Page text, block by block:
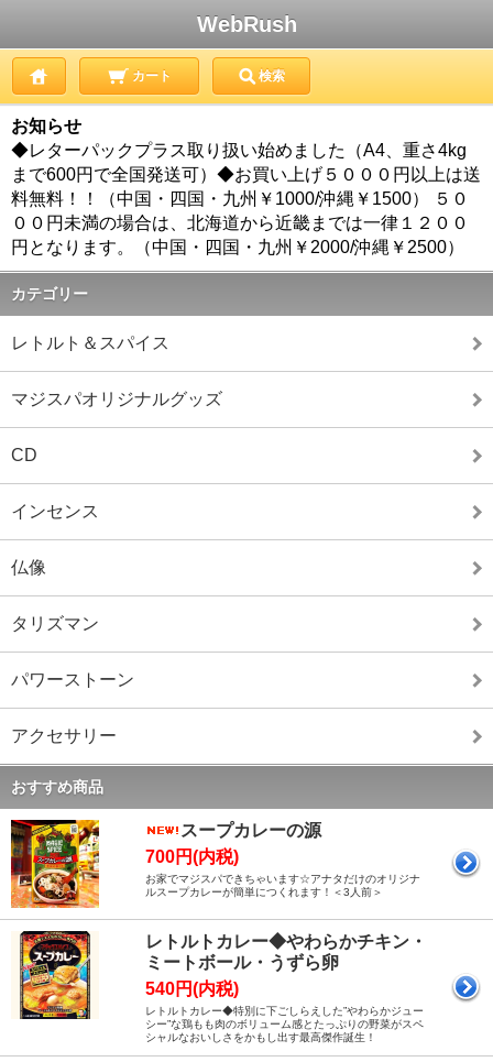
WebRush
カート 検索
お知らせ
◆レターパックプラス取り扱い始めました（A4、重さ4kg
まで600円で全国発送可）◆お買い上げ５０００円以上は送
料無料！！（中国・四国・九州￥1000/沖縄￥1500） ５０
００円未満の場合は、北海道から近畿までは一律１２００
円となります。（中国・四国・九州￥2000/沖縄￥2500）
カテゴリー
レトルト＆スパイス
マジスパオリジナルグッズ
CD
インセンス
仏像
タリズマン
パワーストーン
アクセサリー
おすすめ商品
スープカレーの源
700円(内税)
お家でマジスパできちゃいます☆アナタだけのオリジナ
ルスープカレーが簡単につくれます！＜3人前＞
レトルトカレー◆やわらかチキン・
ミートボール・うずら卵
540円(内税)
レトルトカレー◆特別に下ごしらえした”やわらかジュー
シー”な鶏もも肉のボリューム感とたっぷりの野菜がスペ
シャルなおいしさをかもし出す最高傑作誕生！